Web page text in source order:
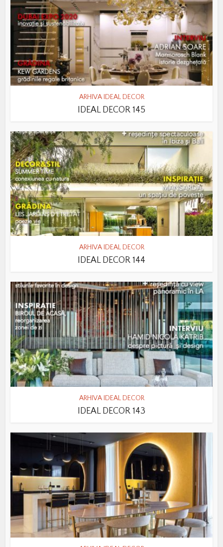
ARHIVA IDEAL DECOR
IDEAL DECOR 145
ARHIVA IDEAL DECOR
IDEAL DECOR 144
ARHIVA IDEAL DECOR
IDEAL DECOR 143